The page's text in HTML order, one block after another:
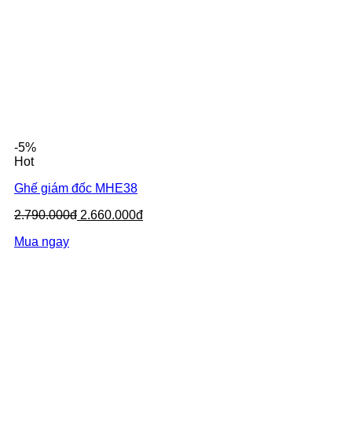
-5%
Hot
Ghế giám đốc MHE38
2.790.000đ 2.660.000đ
Mua ngay